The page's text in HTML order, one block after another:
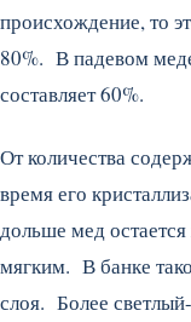
происхождение, то
80%. В падевом
составляет 60%.
От количества
время его
дольше мед
мягким. В банке
слоя. Более